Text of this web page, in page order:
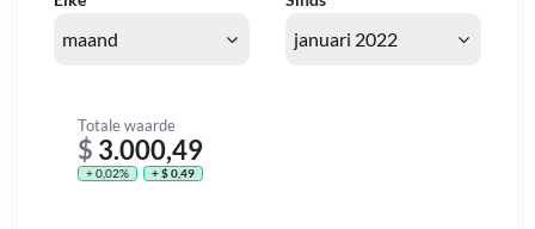
Totale waarde
$ 3.000,49
+ 0,02% + $ 0,49